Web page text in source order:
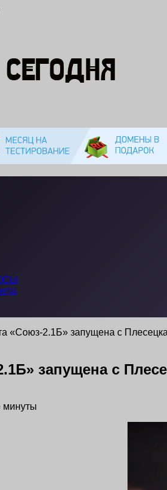
«Союз-2.1Б» запущена с
запущена с
минуты